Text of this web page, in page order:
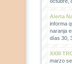
Alerta
informa
naranja
días 30,
XXIII
marzo